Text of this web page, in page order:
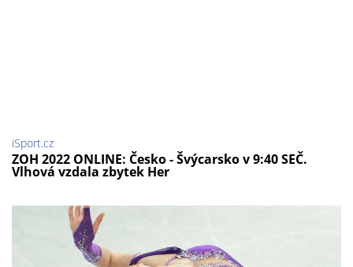
iSport.cz
ZOH 2022 ONLINE: Česko - Švýcarsko v 9:40 SEČ.
Vlhová vzdala zbytek Her